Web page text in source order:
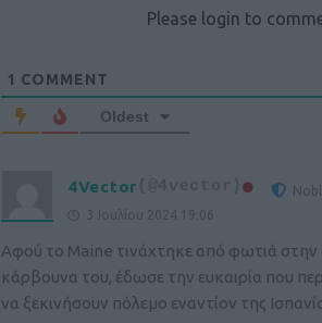
Please login to
1 COMMENT
Oldest
4Vector
3 Ιουλίου 2024 19:06
Αφού το Maine τινάχτηκε από φωτιά
κάρβουνα του, έδωσε την ευκαιρία που
να ξεκινήσουν πόλεμο εναντίον της